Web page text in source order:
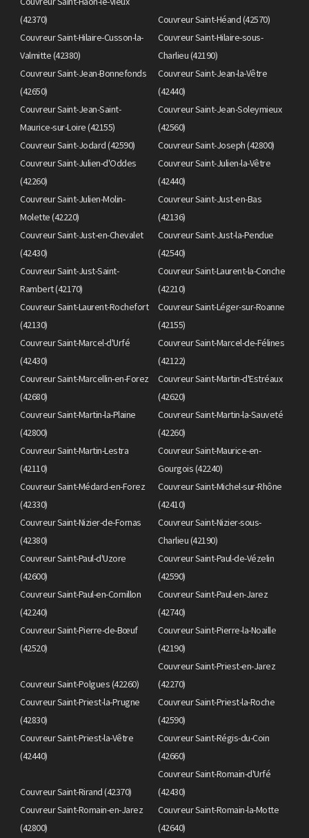
(42370)
Couvreur Saint-Héand (42570)
Couvreur Saint-Hilaire-Cusson-la-
Valmitte (42380)
Couvreur Saint-Hilaire-sous-
Charlieu (42190)
Couvreur Saint-Jean-Bonnefonds
(42650)
Couvreur Saint-Jean-la-Vêtre
(42440)
Couvreur Saint-Jean-Saint-
Maurice-sur-Loire (42155)
Couvreur Saint-Jean-Soleymieux
(42560)
Couvreur Saint-Jodard (42590)
Couvreur Saint-Joseph (42800)
Couvreur Saint-Julien-d'Oddes
(42260)
Couvreur Saint-Julien-la-Vêtre
(42440)
Couvreur Saint-Julien-Molin-
Molette (42220)
Couvreur Saint-Just-en-Bas
(42136)
Couvreur Saint-Just-en-Chevalet
(42430)
Couvreur Saint-Just-la-Pendue
(42540)
Couvreur Saint-Just-Saint-
Rambert (42170)
Couvreur Saint-Laurent-la-Conche
(42210)
Couvreur Saint-Laurent-Rochefort
(42130)
Couvreur Saint-Léger-sur-Roanne
(42155)
Couvreur Saint-Marcel-d'Urfé
(42430)
Couvreur Saint-Marcel-de-Félines
(42122)
Couvreur Saint-Marcellin-en-Forez
(42680)
Couvreur Saint-Martin-d'Estréaux
(42620)
Couvreur Saint-Martin-la-Plaine
(42800)
Couvreur Saint-Martin-la-Sauveté
(42260)
Couvreur Saint-Martin-Lestra
(42110)
Couvreur Saint-Maurice-en-
Gourgois (42240)
Couvreur Saint-Médard-en-Forez
(42330)
Couvreur Saint-Michel-sur-Rhône
(42410)
Couvreur Saint-Nizier-de-Fornas
(42380)
Couvreur Saint-Nizier-sous-
Charlieu (42190)
Couvreur Saint-Paul-d'Uzore
(42600)
Couvreur Saint-Paul-de-Vézelin
(42590)
Couvreur Saint-Paul-en-Cornillon
(42240)
Couvreur Saint-Paul-en-Jarez
(42740)
Couvreur Saint-Pierre-de-Bœuf
(42520)
Couvreur Saint-Pierre-la-Noaille
(42190)
Couvreur Saint-Polgues (42260)
Couvreur Saint-Priest-en-Jarez
(42270)
Couvreur Saint-Priest-la-Prugne
(42830)
Couvreur Saint-Priest-la-Roche
(42590)
Couvreur Saint-Priest-la-Vêtre
(42440)
Couvreur Saint-Régis-du-Coin
(42660)
Couvreur Saint-Rirand (42370)
Couvreur Saint-Romain-d'Urfé
(42430)
Couvreur Saint-Romain-en-Jarez
(42800)
Couvreur Saint-Romain-la-Motte
(42640)